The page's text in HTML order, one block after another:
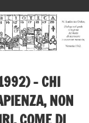
– CHI
NON